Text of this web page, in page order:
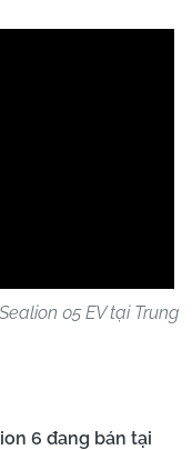
05 EV tại Trung
6 đang bán tại